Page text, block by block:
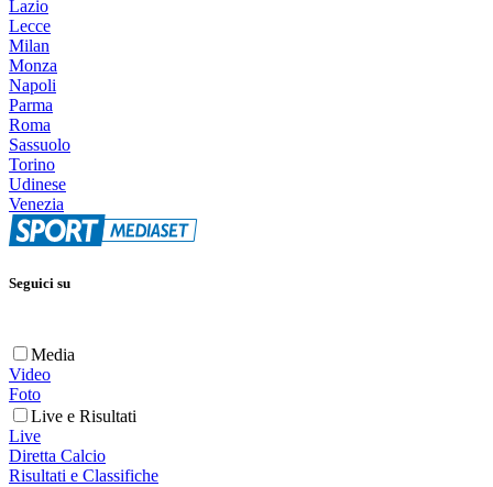
Lazio
Lecce
Milan
Monza
Napoli
Parma
Roma
Sassuolo
Torino
Udinese
Venezia
Seguici su
Media
Video
Foto
Live e Risultati
Live
Diretta Calcio
Risultati e Classifiche